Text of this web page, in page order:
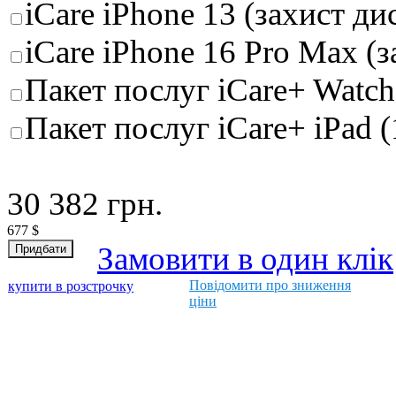
iCare iPhone 13 (захист
iCare iPhone 16 Pro Max
Пакет послуг iCare+
Пакет послуг iCare+ iPad
30 382 грн.
677 $
Замовити в один клік
купити в розстрочку
Повідомити про зниження
ціни